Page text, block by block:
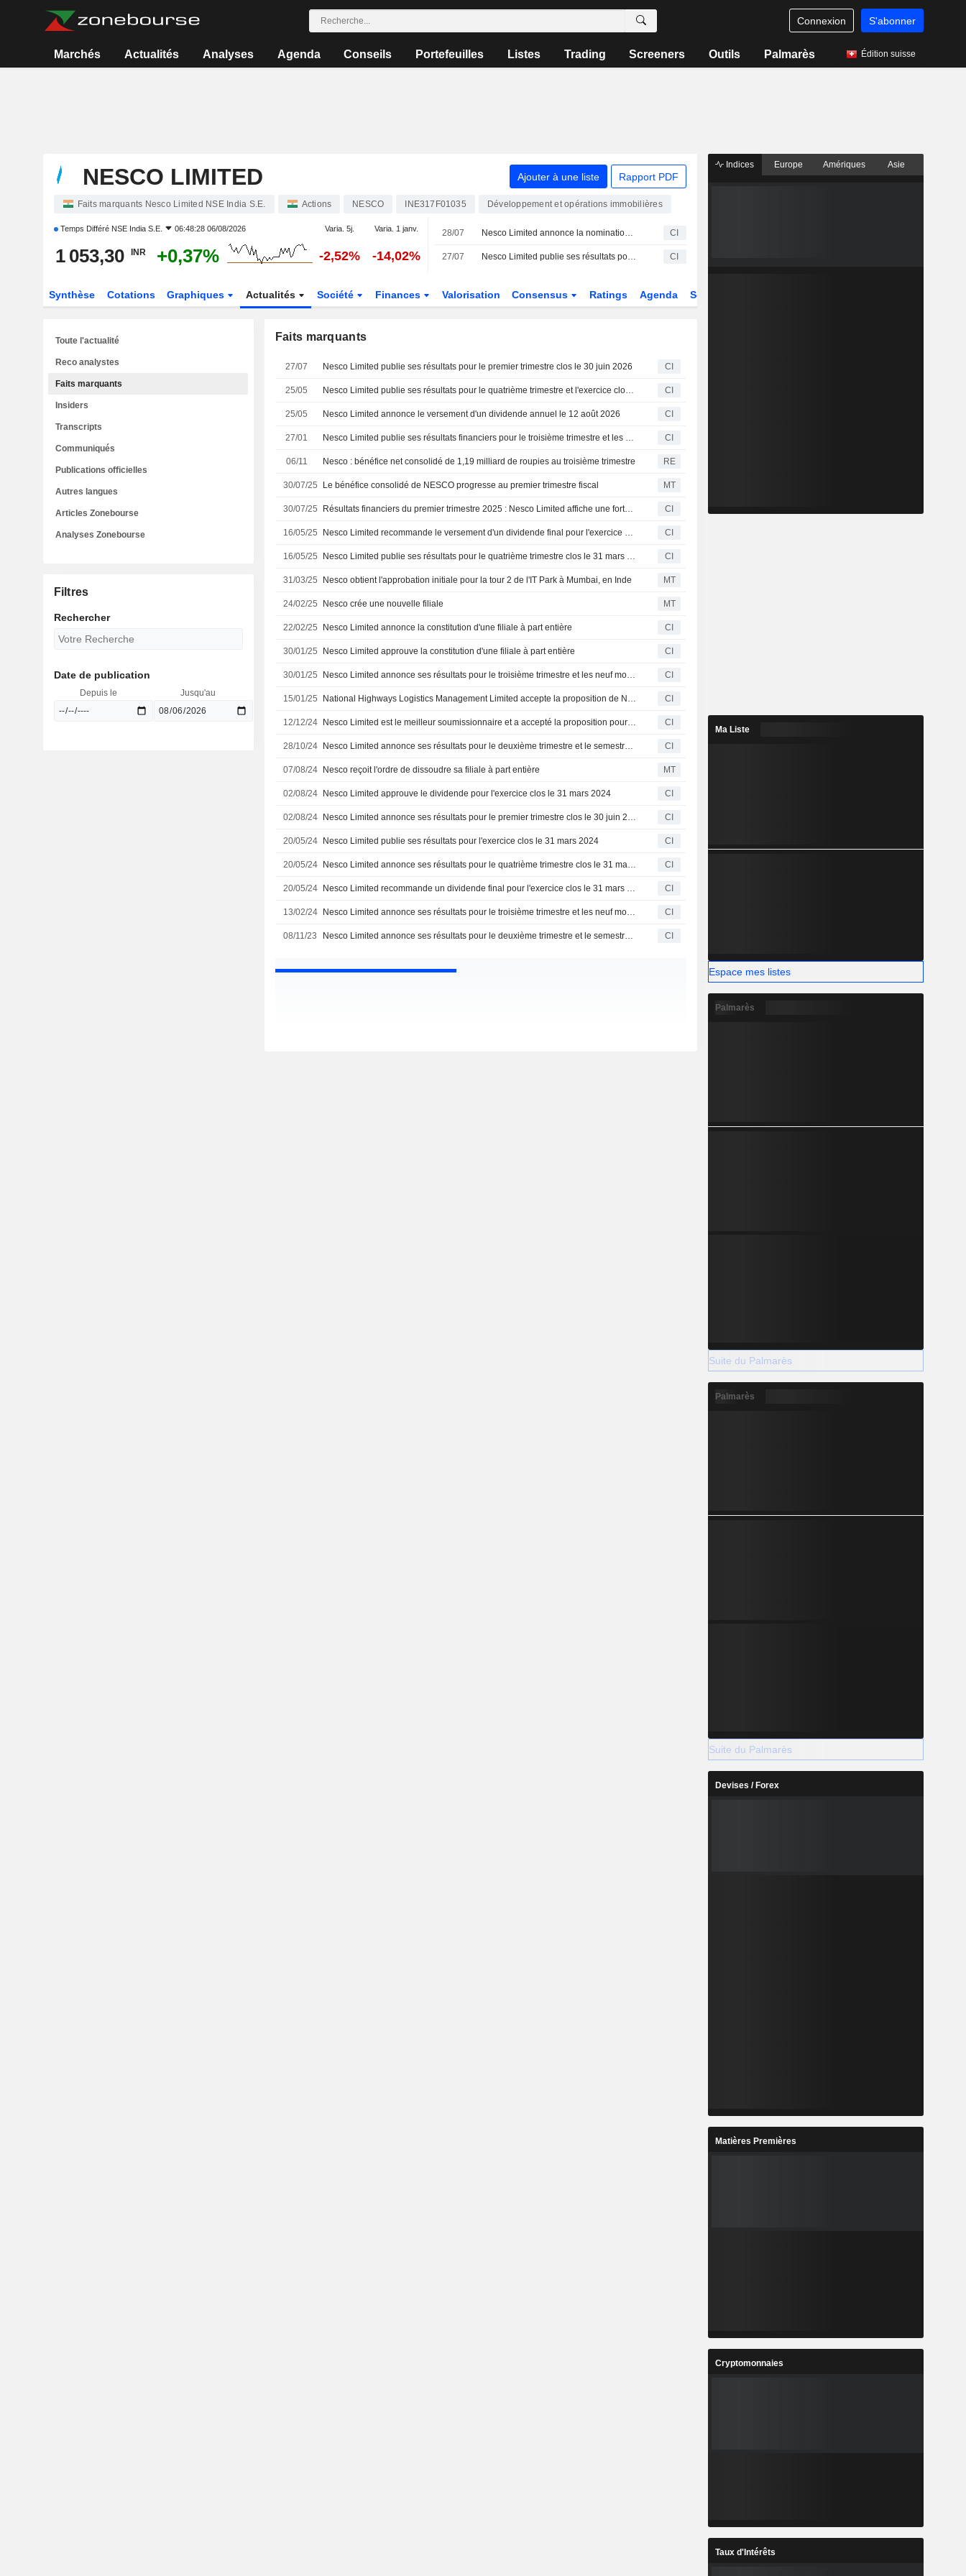
Connexion S'abonner
Marchés Actualités Analyses Agenda Conseils Portefeuilles Listes Trading Screeners Outils Palmarès Édition suisse
NESCO LIMITED Ajouter à une liste Rapport PDF
Faits marquants Nesco Limited NSE India S.E. Actions NESCO INE317F01035 Développement et opérations immobilières
Temps Différé NSE India S.E. 06:48:28 06/08/2026 Varia. 5j. Varia. 1 janv.
1 053,30 INR +0,37% -2,52% -14,02%
28/07 Nesco Limited annonce la nomination d'Ashish Joshi au poste de directeur des achats et des contrats, à compter du 28 juillet 2026 CI
27/07 Nesco Limited publie ses résultats pour le premier trimestre clos le 30 juin 2026 CI
Synthèse Cotations Graphiques Actualités Société Finances Valorisation Consensus Ratings Agenda Secteur
Faits marquants
27/07 Nesco Limited publie ses résultats pour le premier trimestre clos le 30 juin 2026 CI
25/05 Nesco Limited publie ses résultats pour le quatrième trimestre et l'exercice clos le 31 mars 2026 CI
25/05 Nesco Limited annonce le versement d'un dividende annuel le 12 août 2026 CI
27/01 Nesco Limited publie ses résultats financiers pour le troisième trimestre et les neuf premiers mois clos le 31 décembre 2025 CI
06/11 Nesco : bénéfice net consolidé de 1,19 milliard de roupies au troisième trimestre RE
30/07/25 Le bénéfice consolidé de NESCO progresse au premier trimestre fiscal MT
30/07/25 Résultats financiers du premier trimestre 2025 : Nesco Limited affiche une forte croissance CI
16/05/25 Nesco Limited recommande le versement d'un dividende final pour l'exercice clos le 31 mars 2025, payable au plus tard le 20 août 2025. CI
16/05/25 Nesco Limited publie ses résultats pour le quatrième trimestre clos le 31 mars 2025 CI
31/03/25 Nesco obtient l'approbation initiale pour la tour 2 de l'IT Park à Mumbai, en Inde MT
24/02/25 Nesco crée une nouvelle filiale MT
22/02/25 Nesco Limited annonce la constitution d'une filiale à part entière CI
30/01/25 Nesco Limited approuve la constitution d'une filiale à part entière CI
30/01/25 Nesco Limited annonce ses résultats pour le troisième trimestre et les neuf mois terminés le 31 décembre 2024 CI
15/01/25 National Highways Logistics Management Limited accepte la proposition de Nesco Limited pour l'aménagement, l'exploitation et l'entretien d'équipements de bord de route sur la voie express Raipur-Visakhapatnam sur la base d'un contrat de location. CI
12/12/24 Nesco Limited est le meilleur soumissionnaire et a accepté la proposition pour le développement, l'exploitation et l'entretien des équipements de bord de route sur l'autoroute Hyderabad Visakhapatnam à Khammam. CI
28/10/24 Nesco Limited annonce ses résultats pour le deuxième trimestre et le semestre clos le 30 septembre 2024 CI
07/08/24 Nesco reçoit l'ordre de dissoudre sa filiale à part entière MT
02/08/24 Nesco Limited approuve le dividende pour l'exercice clos le 31 mars 2024 CI
02/08/24 Nesco Limited annonce ses résultats pour le premier trimestre clos le 30 juin 2024 CI
20/05/24 Nesco Limited publie ses résultats pour l'exercice clos le 31 mars 2024 CI
20/05/24 Nesco Limited annonce ses résultats pour le quatrième trimestre clos le 31 mars 2024 CI
20/05/24 Nesco Limited recommande un dividende final pour l'exercice clos le 31 mars 2024, payable au plus tard le 20 août 2024 CI
13/02/24 Nesco Limited annonce ses résultats pour le troisième trimestre et les neuf mois terminés le 31 décembre 2023 CI
08/11/23 Nesco Limited annonce ses résultats pour le deuxième trimestre et le semestre clos le 30 septembre 2023 CI
Toute l'actualité
Reco analystes
Faits marquants
Insiders
Transcripts
Communiqués
Publications officielles
Autres langues
Articles Zonebourse
Analyses Zonebourse
Filtres
Rechercher
Date de publication
Depuis le Jusqu'au
Indices Europe Amériques Asie
Ma Liste
Espace mes listes
Palmarès
Suite du Palmarès
Palmarès
Suite du Palmarès
Devises / Forex
Matières Premières
Cryptomonnaies
Taux d'Intérêts